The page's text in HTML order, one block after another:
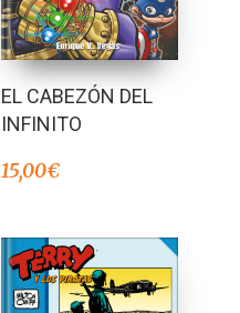
EL CABEZÓN DEL
INFINITO
15,00€